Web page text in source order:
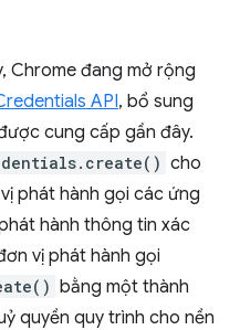
Chrome đang mở rộng
API, bổ sung
cung cấp gần đây.
cho
phát hành gọi các ứng
hành thông tin xác
vị phát hành gọi
bằng một thành
quyền quy trình cho nền